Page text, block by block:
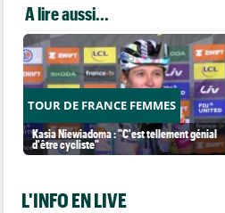
A lire aussi...
TOUR DE FRANCE FEMMES
Kasia Niewiadoma : "C'est tellement génial
d'être cycliste"
L'INFO EN LIVE